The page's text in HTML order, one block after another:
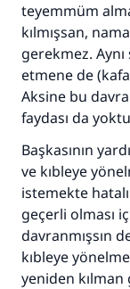
teyemmüm
kılmışsan,
gerekmez.
etmene de
Aksine bu
faydası da
Başkasının
ve kıbleye
istemekte
geçerli olması
davranmışsın
kıbleye
yeniden kılman